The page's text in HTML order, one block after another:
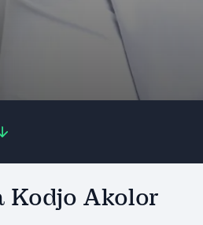
Kodjo Akolor